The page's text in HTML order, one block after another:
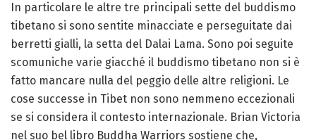
In particolare le altre tre principali sette del buddismo
tibetano si sono sentite minacciate e perseguitate dai
berretti gialli, la setta del Dalai Lama. Sono poi seguite
scomuniche varie giacché il buddismo tibetano non si è
fatto mancare nulla del peggio delle altre religioni. Le
cose successe in Tibet non sono nemmeno eccezionali
se si considera il contesto internazionale. Brian Victoria
nel suo bel libro Buddha Warriors sostiene che,